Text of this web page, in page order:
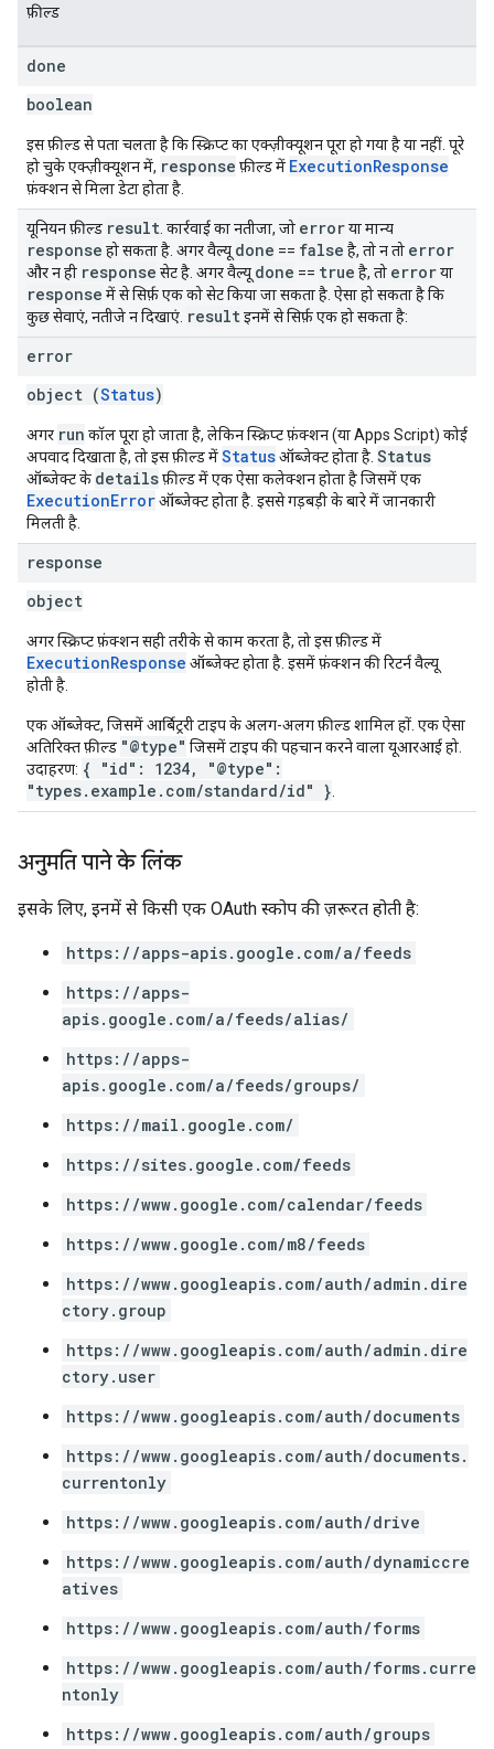
फ़ील्ड
done
boolean
इस फ़ील्ड से पता चलता है कि स्क्रिप्ट का एक्ज़ीक्यूशन पूरा हो गया है या नहीं. पूरे
हो चुके एक्ज़ीक्यूशन में, response फ़ील्ड में ExecutionResponse
फ़ंक्शन से मिला डेटा होता है.
यूनियन फ़ील्ड result . कार्रवाई का नतीजा, जो errorया मान्य
response हो सकता है. अगर वैल्यू done == false है, तो न तो error
और न ही response सेट है. अगर वैल्यू done == true है, तो errorया
response में से सिर्फ़ एक को सेट किया जा सकता है. ऐसा हो सकता है कि
कुछ सेवाएं, नतीजे न दिखाएं. resultइनमें से सिर्फ़ एक हो सकता है:
error
object (Status)
अगर run कॉल पूरा हो जाता है, लेकिन स्क्रिप्ट फ़ंक्शन (या Apps Script) कोई
अपवाद दिखाता है, तो इस फ़ील्ड मेंStatusऑब्जेक्ट होता है. Status
ऑब्जेक्ट के detailsफ़ील्ड में एक ऐसा कलेक्शन होता है जिसमें एक
ExecutionErrorऑब्जेक्ट होता है. इससे गड़बड़ी के बारे में जानकारी
मिलती है.
response
object
अगर स्क्रिप्ट फ़ंक्शन सही तरीके से काम करता है, तो इस फ़ील्ड में
ExecutionResponse ऑब्जेक्ट होता है. इसमें फ़ंक्शन की रिटर्न वैल्यू
होती है.
एक ऑब्जेक्ट, जिसमें आर्बिट्ररी टाइप के अलग-अलग फ़ील्ड शामिल हों. एक ऐसा
अतिरिक्त फ़ील्ड "@type" जिसमें टाइप की पहचान करने वाला यूआरआई हो.
उदाहरण: { "id": 1234, "@type":
"types.example.com/standard/id" }
अनुमति पाने के लिंक
इसके लिए, इनमें से किसी एक OAuth स्कोप की ज़रूरत होती है:
https://apps-apis.google.com/a/feeds
https://apps-
apis.google.com/a/feeds/alias/
https://apps-
apis.google.com/a/feeds/groups/
https://mail.google.com/
https://sites.google.com/feeds
https://www.google.com/calendar/feeds
https://www.google.com/m8/feeds
https://www.googleapis.com/auth/admin.dire
ctory.group
https://www.googleapis.com/auth/admin.dire
ctory.user
https://www.googleapis.com/auth/documents
https://www.googleapis.com/auth/documents.
currentonly
https://www.googleapis.com/auth/drive
https://www.googleapis.com/auth/dynamiccre
atives
https://www.googleapis.com/auth/forms
https://www.googleapis.com/auth/forms.curre
ntonly
https://www.googleapis.com/auth/groups